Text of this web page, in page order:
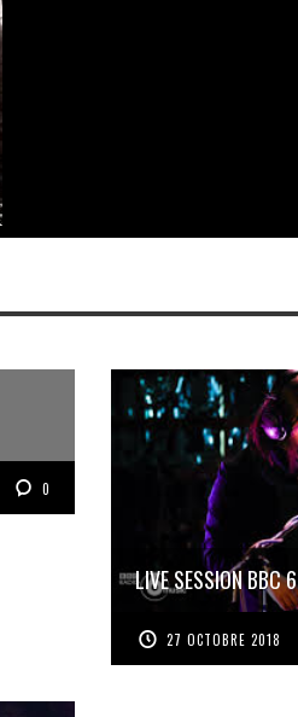
0
LIVE SESSION BBC 6
27 OCTOBRE 2018